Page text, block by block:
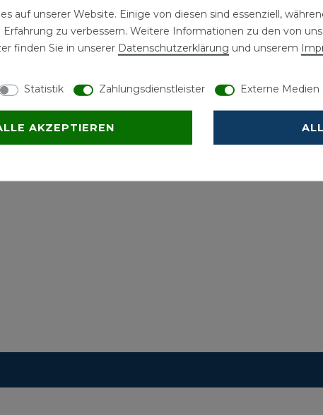
auf unserer Website. Einige von diesen sind essenziell,
zu verbessern. Weitere Informationen zu den von
finden Sie in unserer Daten­schutz­erklärung und unserem
Statistik Zahlungsdienstleister Externe Medien
AKZEPTIEREN